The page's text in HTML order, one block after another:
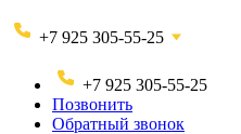
+7 925 305-55-25
+7 925 305-55-25
Позвонить
Обратный звонок